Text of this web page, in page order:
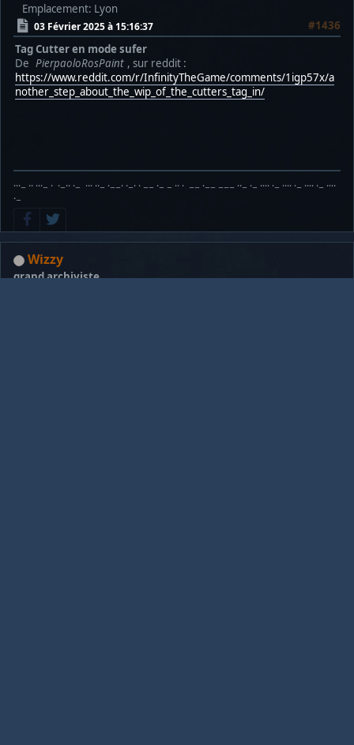
Emplacement: Lyon
03 Février 2025 à 15:16:37
#1436
Tag Cutter en mode sufer
De PierpaoloRosPaint , sur reddit :
https://www.reddit.com/r/InfinityTheGame/comments/1igp57x/a
nother_step_about_the_wip_of_the_cutters_tag_in/
···− ·· ···− · ·−·· ·− ··· ··− ·−−· ·−· · −− ·− − ·· · −− ·−− −−− ··− ·− ···· ·− ···· ·− ···· ·− ····
·−
Wizzy
grand archiviste